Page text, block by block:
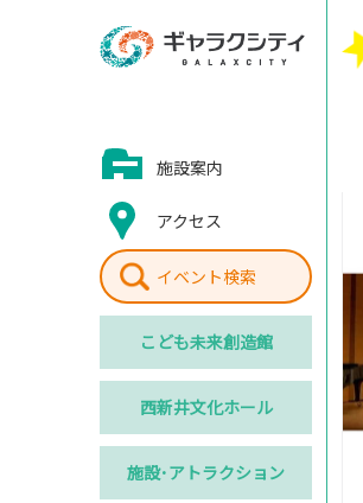
施設案内
アクセス
イベント検索
こども未来創造館
西新井文化ホール
施設･アトラクション